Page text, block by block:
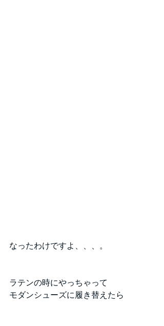
なったわけですよ、、、。
ラテンの時にやっちゃって
モダンシューズに履き替えたら